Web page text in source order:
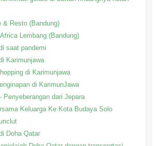
& Resto (Bandung)
Lembang (Bandung)
saat pandemi
Karimunjawa
di Karimunjawa
di KarimunJawa
Penyeberangan dari Jepara
Keluarga Ke Kota Budaya Solo
Doha Qatar